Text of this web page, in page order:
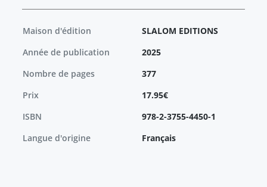
Maison d'édition
SLALOM EDITIONS
Année de publication
2025
Nombre de pages
377
Prix
17.95€
ISBN
978-2-3755-4450-1
Langue d'origine
Français